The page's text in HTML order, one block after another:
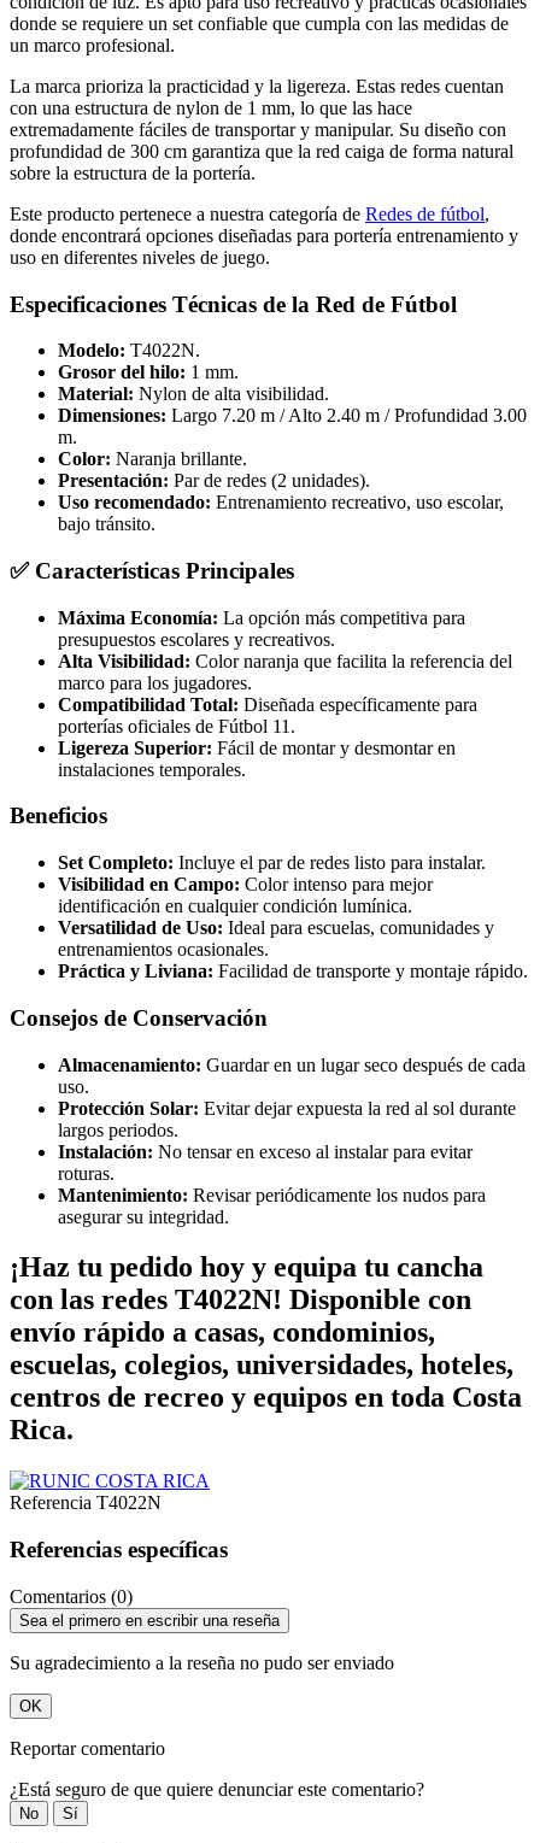
donde se requiere un set confiable que cumpla con las medidas de
un marco profesional.
La marca prioriza la practicidad y la ligereza. Estas redes cuentan
con una estructura de nylon de 1 mm, lo que las hace
extremadamente fáciles de transportar y manipular. Su diseño con
profundidad de 300 cm garantiza que la red caiga de forma natural
sobre la estructura de la portería.
Este producto pertenece a nuestra categoría de Redes de fútbol,
donde encontrará opciones diseñadas para portería entrenamiento y
uso en diferentes niveles de juego.
Especificaciones Técnicas de la Red de Fútbol
Modelo: T4022N.
Grosor del hilo: 1 mm.
Material: Nylon de alta visibilidad.
Dimensiones: Largo 7.20 m / Alto 2.40 m / Profundidad 3.00
m.
Color: Naranja brillante.
Presentación: Par de redes (2 unidades).
Uso recomendado: Entrenamiento recreativo, uso escolar,
bajo tránsito.
✅ Características Principales
Máxima Economía: La opción más competitiva para
presupuestos escolares y recreativos.
Alta Visibilidad: Color naranja que facilita la referencia del
marco para los jugadores.
Compatibilidad Total: Diseñada específicamente para
porterías oficiales de Fútbol 11.
Ligereza Superior: Fácil de montar y desmontar en
instalaciones temporales.
Beneficios
Set Completo: Incluye el par de redes listo para instalar.
Visibilidad en Campo: Color intenso para mejor
identificación en cualquier condición lumínica.
Versatilidad de Uso: Ideal para escuelas, comunidades y
entrenamientos ocasionales.
Práctica y Liviana: Facilidad de transporte y montaje rápido.
Consejos de Conservación
Almacenamiento: Guardar en un lugar seco después de cada
uso.
Protección Solar: Evitar dejar expuesta la red al sol durante
largos periodos.
Instalación: No tensar en exceso al instalar para evitar
roturas.
Mantenimiento: Revisar periódicamente los nudos para
asegurar su integridad.
¡Haz tu pedido hoy y equipa tu cancha
con las redes T4022N! Disponible con
envío rápido a casas, condominios,
escuelas, colegios, universidades, hoteles,
centros de recreo y equipos en toda Costa
Rica.
Referencia T4022N
Referencias específicas
Comentarios (0)
Sea el primero en escribir una reseña
Su agradecimiento a la reseña no pudo ser enviado
OK
Reportar comentario
¿Está seguro de que quiere denunciar este comentario?
No Sí